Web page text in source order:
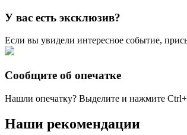
У вас есть эксклюзив?
Если вы увидели интересное событие,
Сообщите об опечатке
Нашли опечатку? Выделите и нажмите
Наши рекомендации